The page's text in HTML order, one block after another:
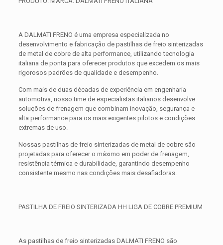
A DALMATI FRENO é uma empresa especializada no
desenvolvimento e fabricação de pastilhas de freio sinterizadas
de metal de cobre de alta performance, utilizando tecnologia
italiana de ponta para oferecer produtos que excedem os mais
rigorosos padrões de qualidade e desempenho.
Com mais de duas décadas de experiência em engenharia
automotiva, nosso time de especialistas italianos desenvolve
soluções de frenagem que combinam inovação, segurança e
alta performance para os mais exigentes pilotos e condições
extremas de uso.
Nossas pastilhas de freio sinterizadas de metal de cobre são
projetadas para oferecer o máximo em poder de frenagem,
resistência térmica e durabilidade, garantindo desempenho
consistente mesmo nas condições mais desafiadoras.
PASTILHA DE FREIO SINTERIZADA HH LIGA DE COBRE PREMIUM
As pastilhas de freio sinterizadas DALMATI FRENO são